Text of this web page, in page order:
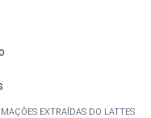
EXTRAÍDAS DO LATTES